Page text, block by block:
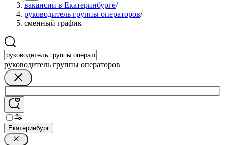
вакансии в Екатеринбурге/
руководитель группы операторов/
сменный график
руководитель группы операторов
Екатеринбург